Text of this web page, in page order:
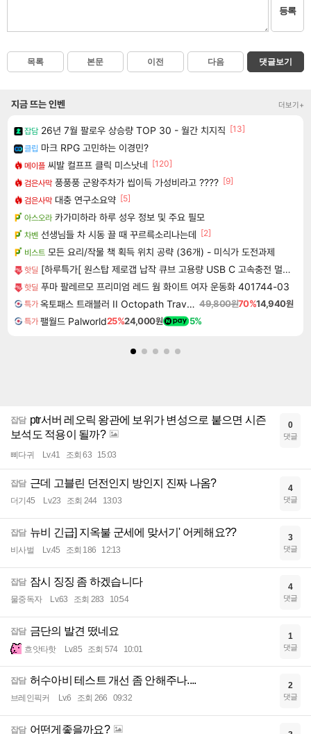
등록
목록 본문 이전 다음 댓글보기
지금 뜨는 인벤 더보기+
잡담 26년 7월 팔로우 상승량 TOP 30 - 월간 치지직 [13]
클립 마크 RPG 고민하는 이경민?
메이플 씨발 컬프프 클릭 미스낫네 [120]
검은사막 풍풍풍 군왕주차가 씹이득 가성비라고 ???? [9]
검은사막 대충 연구소요약 [5]
아스오라 카가미하라 하루 성우 정보 및 주요 필모
차벤 선생님들 차 시동 끌 때 꾸르륵소리나는데 [2]
비스트 모든 요리/작물 책 획득 위치 공략 (36개) - 미식가 도전과제
핫딜 [하루특가[ 원스탑 제로갭 납작 큐브 고용량 USB C 고속충전 멀티탭 4000W
핫딜 푸마 팔레르모 프리미엄 레드 웜 화이트 여자 운동화 401744-03
특가 옥토패스 트래블러 II Octopath Traveler II 49,800원70%14,940원
특가 팰월드 Palworld25%24,000원 5%
잡담 ptr서버 레오릭 왕관에 보위가 변성으로 붙으면 시즌
보석도 적용이 될까?
삐다귀 Lv.41 조회 63 15:03
0
댓글
잡담 근데 고블린 던전인지 방인지 진짜 나옴?
더기45 Lv.23 조회 244 13:03
4
댓글
잡담 뉴비 긴급] 지옥불 군세에 맞서기' 어케해요??
비사벌 Lv.45 조회 186 12:13
3
댓글
잡담 잠시 징징 좀 하겠습니다
물중독자 Lv.63 조회 283 10:54
4
댓글
잡담 금단의 발견 떴네요
흐앗타핫 Lv.85 조회 574 10:01
1
댓글
잡담 허수아비 테스트 개선 좀 안해주나....
브레인픽커 Lv.6 조회 266 09:32
2
댓글
잡담 어떤게좋을까요?